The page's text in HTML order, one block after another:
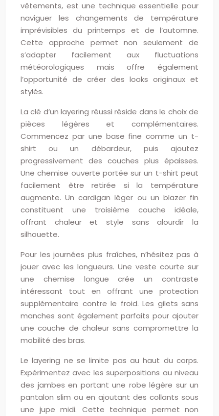
vêtements, est une technique essentielle pour
naviguer les changements de température
imprévisibles du printemps et de l’automne.
Cette approche permet non seulement de
s’adapter facilement aux fluctuations
météorologiques mais offre également
l’opportunité de créer des looks originaux et
stylés.
La clé d’un layering réussi réside dans le choix de
pièces légères et complémentaires.
Commencez par une base fine comme un t-
shirt ou un débardeur, puis ajoutez
progressivement des couches plus épaisses.
Une chemise ouverte portée sur un t-shirt peut
facilement être retirée si la température
augmente. Un cardigan léger ou un blazer fin
constituent une troisième couche idéale,
offrant chaleur et style sans alourdir la
silhouette.
Pour les journées plus fraîches, n’hésitez pas à
jouer avec les longueurs. Une veste courte sur
une chemise longue crée un contraste
intéressant tout en offrant une protection
supplémentaire contre le froid. Les gilets sans
manches sont également parfaits pour ajouter
une couche de chaleur sans compromettre la
mobilité des bras.
Le layering ne se limite pas au haut du corps.
Expérimentez avec les superpositions au niveau
des jambes en portant une robe légère sur un
pantalon slim ou en ajoutant des collants sous
une jupe midi. Cette technique permet non